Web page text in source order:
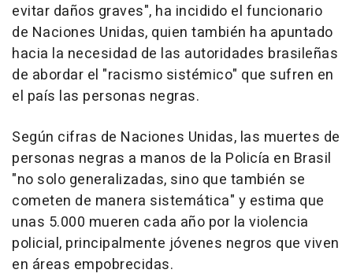
evitar daños graves", ha incidido el funcionario
de Naciones Unidas, quien también ha apuntado
hacia la necesidad de las autoridades brasileñas
de abordar el "racismo sistémico" que sufren en
el país las personas negras.
Según cifras de Naciones Unidas, las muertes de
personas negras a manos de la Policía en Brasil
"no solo generalizadas, sino que también se
cometen de manera sistemática" y estima que
unas 5.000 mueren cada año por la violencia
policial, principalmente jóvenes negros que viven
en áreas empobrecidas.